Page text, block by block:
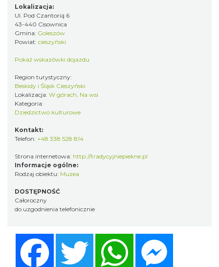
Lokalizacja:
Ul. Pod Czantorią 6
43-440 Cisownica
Gmina: Goleszów
Powiat: cieszyński
Pokaż wskazówki dojazdu
Region turystyczny:
Beskidy i Śląsk Cieszyński
Lokalizacja: W górach, Na wsi
Kategoria:
Dziedzictwo kulturowe
Kontakt:
Telefon: +48 338 528 814
Strona internetowa: http://tradycyjniepiekne.pl
Informacje ogólne:
Rodzaj obiektu: Muzea
DOSTĘPNOŚĆ
Całoroczny
do uzgodnienia telefonicznie
Twitter WhatsApp